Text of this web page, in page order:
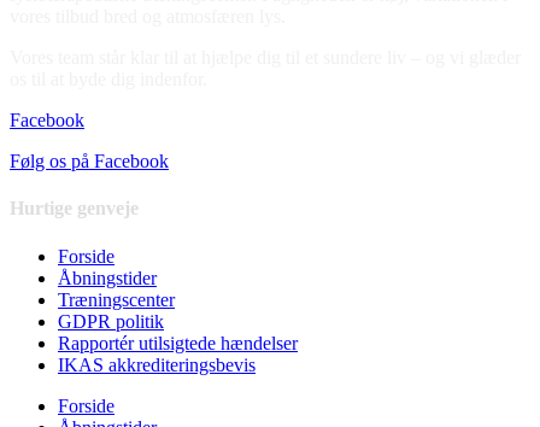
Facebook
Følg os på Facebook
Hurtige genveje
Forside
Åbningstider
Træningscenter
GDPR politik
Rapportér utilsigtede hændelser
IKAS akkrediteringsbevis
Forside